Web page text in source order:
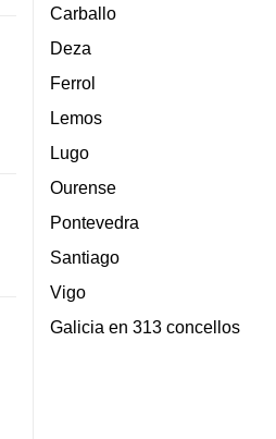
Carballo
Deza
Ferrol
Lemos
Lugo
Ourense
Pontevedra
Santiago
Vigo
Galicia en 313 concellos